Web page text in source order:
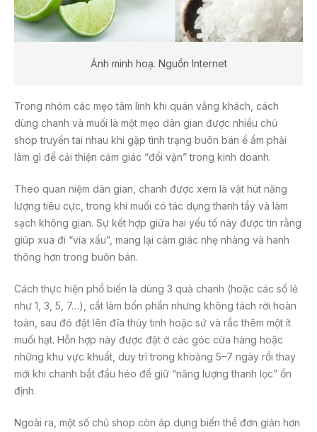
Ảnh minh hoạ. Nguồn Internet
Trong nhóm các mẹo tâm linh khi quán vắng khách, cách
dùng chanh và muối là một mẹo dân gian được nhiều chủ
shop truyền tai nhau khi gặp tình trạng buôn bán ế ẩm phải
làm gì để cải thiện cảm giác “đổi vận” trong kinh doanh.
Theo quan niệm dân gian, chanh được xem là vật hút năng
lượng tiêu cực, trong khi muối có tác dụng thanh tẩy và làm
sạch không gian. Sự kết hợp giữa hai yếu tố này được tin rằng
giúp xua đi “vía xấu”, mang lại cảm giác nhẹ nhàng và hanh
thông hơn trong buôn bán.
Cách thực hiện phổ biến là dùng 3 quả chanh (hoặc các số lẻ
như 1, 3, 5, 7…), cắt làm bốn phần nhưng không tách rời hoàn
toàn, sau đó đặt lên đĩa thủy tinh hoặc sứ và rắc thêm một ít
muối hạt. Hỗn hợp này được đặt ở các góc cửa hàng hoặc
những khu vực khuất, duy trì trong khoảng 5–7 ngày rồi thay
mới khi chanh bắt đầu héo để giữ “năng lượng thanh lọc” ổn
định.
Ngoài ra, một số chủ shop còn áp dụng biến thể đơn giản hơn